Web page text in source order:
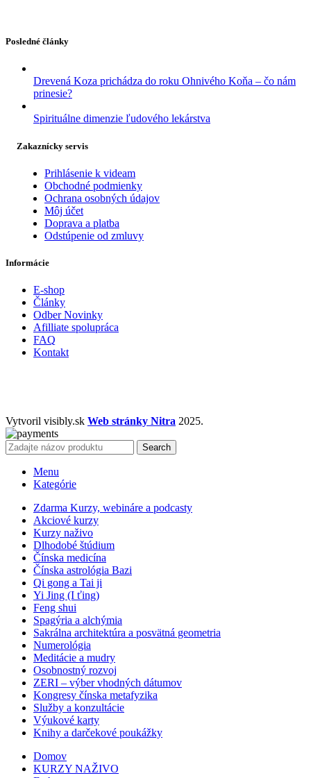
Posledné články
Drevená Koza prichádza do roku Ohnivého Koňa – čo nám
prinesie?
Spirituálne dimenzie ľudového lekárstva
Zakaznícky servis
Prihlásenie k videam
Obchodné podmienky
Ochrana osobných údajov
Môj účet
Doprava a platba
Odstúpenie od zmluvy
Informácie
E-shop
Články
Odber Novinky
Afilliate spolupráca
FAQ
Kontakt
Vytvoril visibly.sk Web stránky Nitra 2025.
Search
Menu
Kategórie
Zdarma Kurzy, webináre a podcasty
Akciové kurzy
Kurzy naživo
Dlhodobé štúdium
Čínska medicína
Čínska astrológia Bazi
Qi gong a Tai ji
Yi Jing (I ťing)
Feng shui
Spagýria a alchýmia
Sakrálna architektúra a posvätná geometria
Numerológia
Meditácie a mudry
Osobnostný rozvoj
ZERI – výber vhodných dátumov
Kongresy čínska metafyzika
Služby a konzultácie
Výukové karty
Knihy a darčekové poukážky
Domov
KURZY NAŽIVO